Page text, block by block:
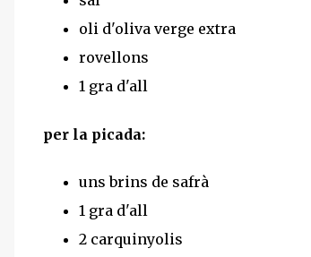
oli d'oliva verge extra
rovellons
1 gra d'all
per la picada:
uns brins de safrà
1 gra d'all
2 carquinyolis